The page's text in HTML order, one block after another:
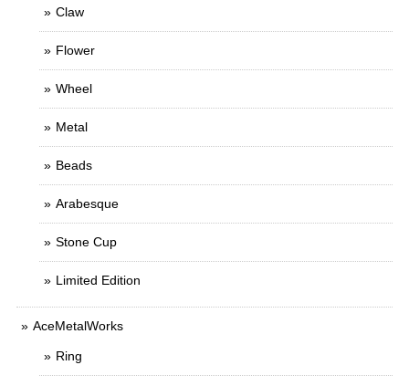
Claw
Flower
Wheel
Metal
Beads
Arabesque
Stone Cup
Limited Edition
AceMetalWorks
Ring